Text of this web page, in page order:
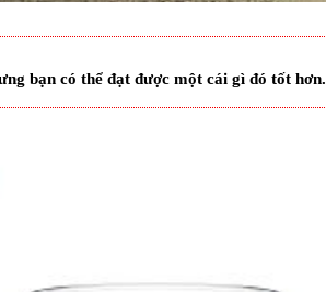
bạn có thể đạt được một cái gì đó tốt hơn.